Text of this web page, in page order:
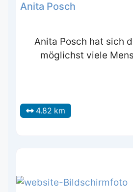
Anita Posch
Anita Posch hat sich
möglichst viele
4.82 km